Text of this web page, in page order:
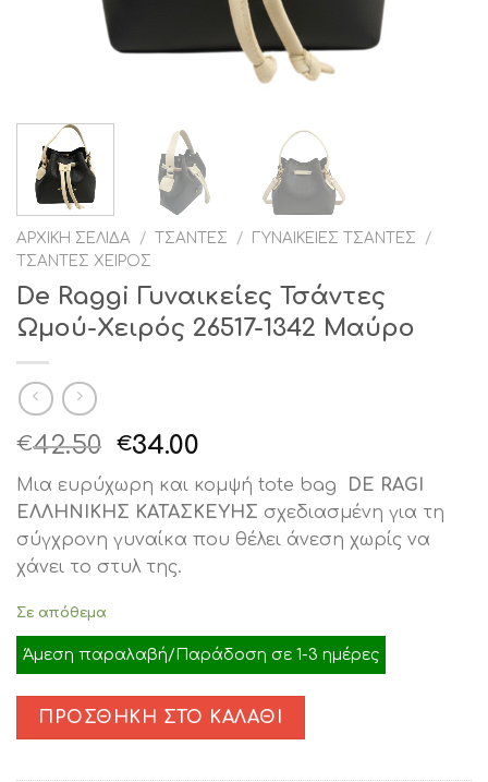
ΑΡΧΙΚΉ ΣΕΛΊΔΑ / ΤΣΆΝΤΕΣ / ΓΥΝΑΙΚΕΊΕΣ ΤΣΆΝΤΕΣ
/
ΤΣΆΝΤΕΣ ΧΕΙΡΌΣ
De Raggi Γυναικείες Τσάντες
Ωμού-Χειρός 26517-1342 Μαύρο
€42.50 Original
was:
€42.50.
€34.00
τρέχουσα
τιμή
είναι:
€34.00.
Μια ευρύχωρη και κομψή tote bag
DE RAGI
ΕΛΛΗΝΙΚΗΣ ΚΑΤΑΣΚΕΥΗΣ σχεδιασμένη για τη
σύγχρονη γυναίκα που θέλει άνεση χωρίς να
χάνει το στυλ της.
Σε απόθεμα
Άμεση παραλαβή/Παράδοση σε 1-3 ημέρες
ΠΡΟΣΘΉΚΗ ΣΤΟ ΚΑΛΆΘΙ